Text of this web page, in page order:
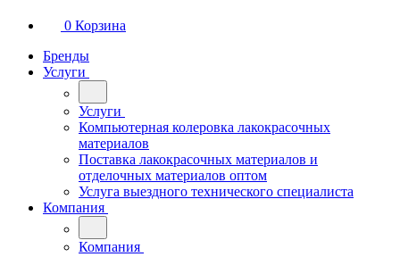
0 Корзина
Бренды
Услуги
Услуги
Компьютерная колеровка лакокрасочных
материалов
Поставка лакокрасочных материалов и
отделочных материалов оптом
Услуга выездного технического специалиста
Компания
Компания